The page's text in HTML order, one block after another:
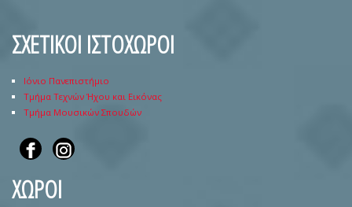
ΣΧΕΤΙΚΟΙ ΙΣΤΟΧΩΡΟΙ
Ιόνιο Πανεπιστήμιο
Τμήμα Τεχνών Ήχου και Εικόνας
Τμήμα Μουσικών Σπουδών
ΧΩΡΟΙ